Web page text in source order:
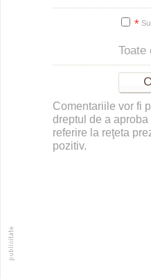
*
Toate
Comentariile vor fi
dreptul de a
referire la reţeta
pozitiv.